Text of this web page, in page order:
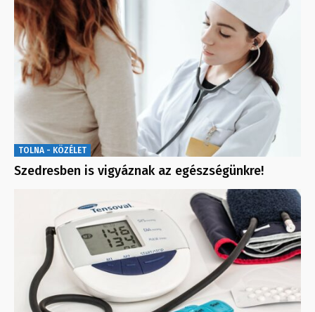
TOLNA - KÖZÉLET
Szedresben is vigyáznak az egészségünkre!